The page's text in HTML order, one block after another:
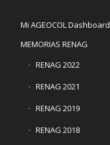
Mi AGEOCOL Dashboard
MEMORIAS RENAG
RENAG 2022
RENAG 2021
RENAG 2019
RENAG 2018